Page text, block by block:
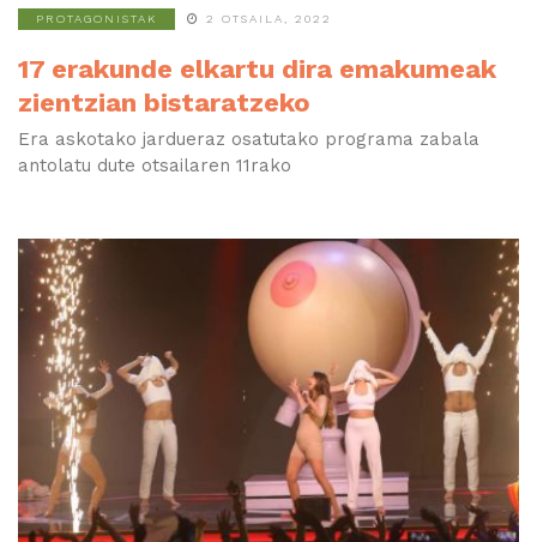
PROTAGONISTAK 2 OTSAILA, 2022
17 erakunde elkartu dira emakumeak
zientzian bistaratzeko
Era askotako jardueraz osatutako programa zabala
antolatu dute otsailaren 11rako